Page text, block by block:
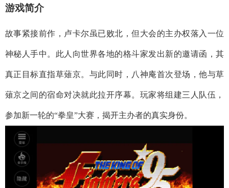
​​游戏简介​​
故事紧接前作，卢卡尔虽已败北，但大会的主办权落入一位
神秘人手中。此人向世界各地的格斗家发出新的邀请函，其
真正目标直指草薙京。与此同时，八神庵首次登场，他与草
薙京之间的宿命对决就此拉开序幕。玩家将组建三人队伍，
参加新一轮的“拳皇”大赛，揭开主办者的真实身份。